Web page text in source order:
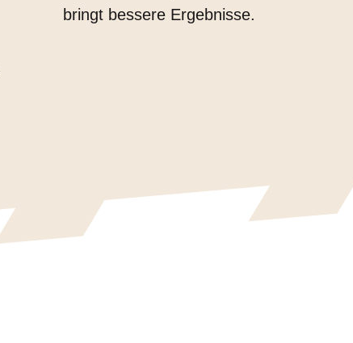
bringt bessere Ergebnisse.